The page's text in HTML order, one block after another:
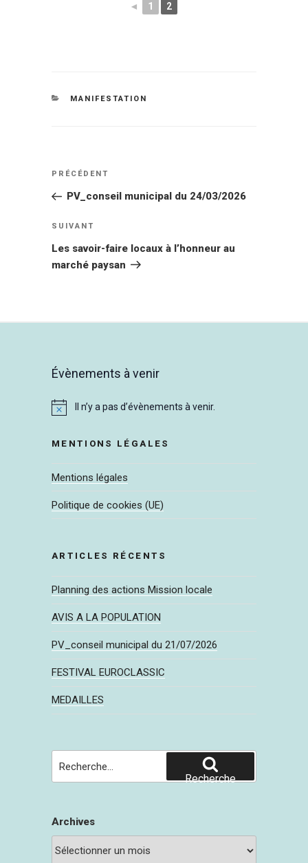
◄ 1 2
CATÉGORIES
MANIFESTATION
Navigation
l’article
Article
précédent
PRÉCÉDENT
PV_conseil municipal du 24/03/2026
Article
suivant
SUIVANT
Les savoir-faire locaux à l’honneur au
marché paysan
Évènements à venir
N
t
c
e
Il n’y a pas d’évènements à venir.
MENTIONS LÉGALES
Mentions légales
Politique de cookies (UE)
ARTICLES RÉCENTS
Planning des actions Mission locale
AVIS A LA POPULATION
PV_conseil municipal du 21/07/2026
FESTIVAL EUROCLASSIC
MEDAILLES
pour
Recherche
Archives